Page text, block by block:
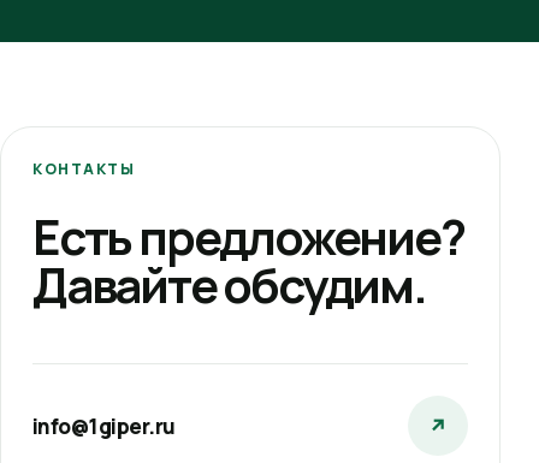
КОНТАКТЫ
Есть предложение?
Давайте обсудим.
info@1giper.ru ↗